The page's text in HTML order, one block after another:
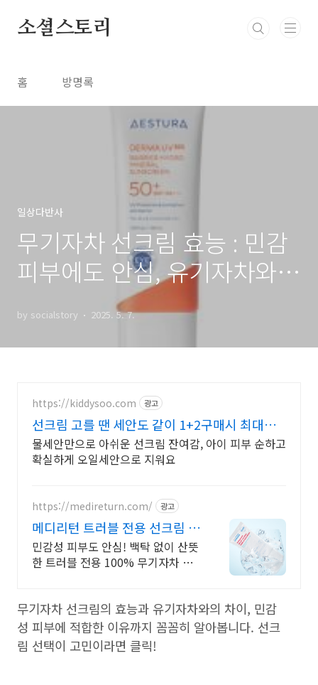
소셜스토리
홈 방명록
일상다반사
무기자차 선크림 효능 : 민감
피부에도 안심, 유기자차와의
by socialstory 2025. 5. 7.
https://kiddysoo.com 광고
선크림 고를 땐 세안도 같이 1+2구매시 최대
20%할인
물세안만으로 아쉬운 선크림 잔여감, 아이 피부 순하고
확실하게 오일세안으로 지워요
https://medireturn.com/ 광고
메디리턴 트러블 전용 선크림 트
러블 전용 무기자차 선크림
민감성 피부도 안심! 백탁 없이 산뜻
한 트러블 전용 100% 무기자차 선
무기자차 선크림의 효능과 유기자차와의 차이, 민감
성 피부에 적합한 이유까지 꼼꼼히 알아봅니다. 선크
림 선택이 고민이라면 클릭!